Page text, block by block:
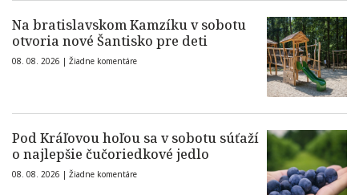
Na bratislavskom Kamzíku v sobotu
otvoria nové Šantisko pre deti
08. 08. 2026 | Žiadne komentáre
Pod Kráľovou hoľou sa v sobotu súťaží
o najlepšie čučoriedkové jedlo
08. 08. 2026 | Žiadne komentáre